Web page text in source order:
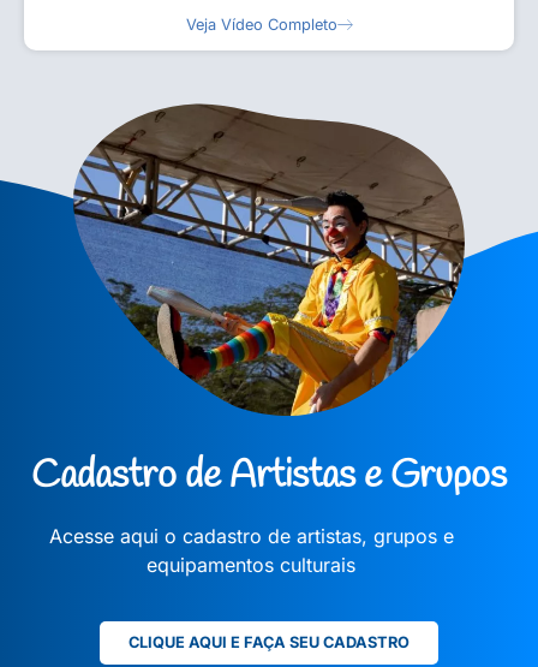
Veja Vídeo Completo
Cadastro de Artistas e Grupos
Acesse aqui o cadastro de artistas, grupos e
equipamentos culturais
CLIQUE AQUI E FAÇA SEU CADASTRO